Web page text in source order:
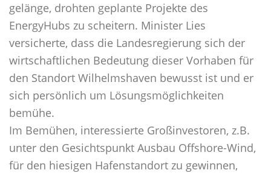
gelänge, drohten geplante Projekte des
EnergyHubs zu scheitern. Minister Lies
versicherte, dass die Landesregierung sich der
wirtschaftlichen Bedeutung dieser Vorhaben für
den Standort Wilhelmshaven bewusst ist und er
sich persönlich um Lösungsmöglichkeiten
bemühe.
Im Bemühen, interessierte Großinvestoren, z.B.
unter den Gesichtspunkt Ausbau Offshore-Wind,
für den hiesigen Hafenstandort zu gewinnen,